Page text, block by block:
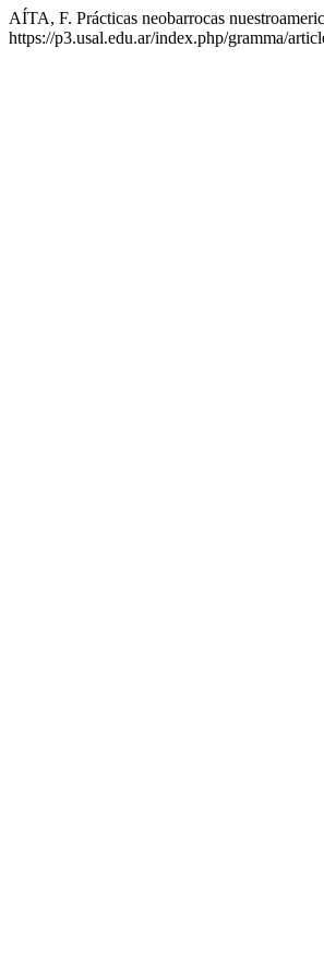
AÍTA, F. Prácticas neobarrocas
https://p3.usal.edu.ar/index.php/gramma/